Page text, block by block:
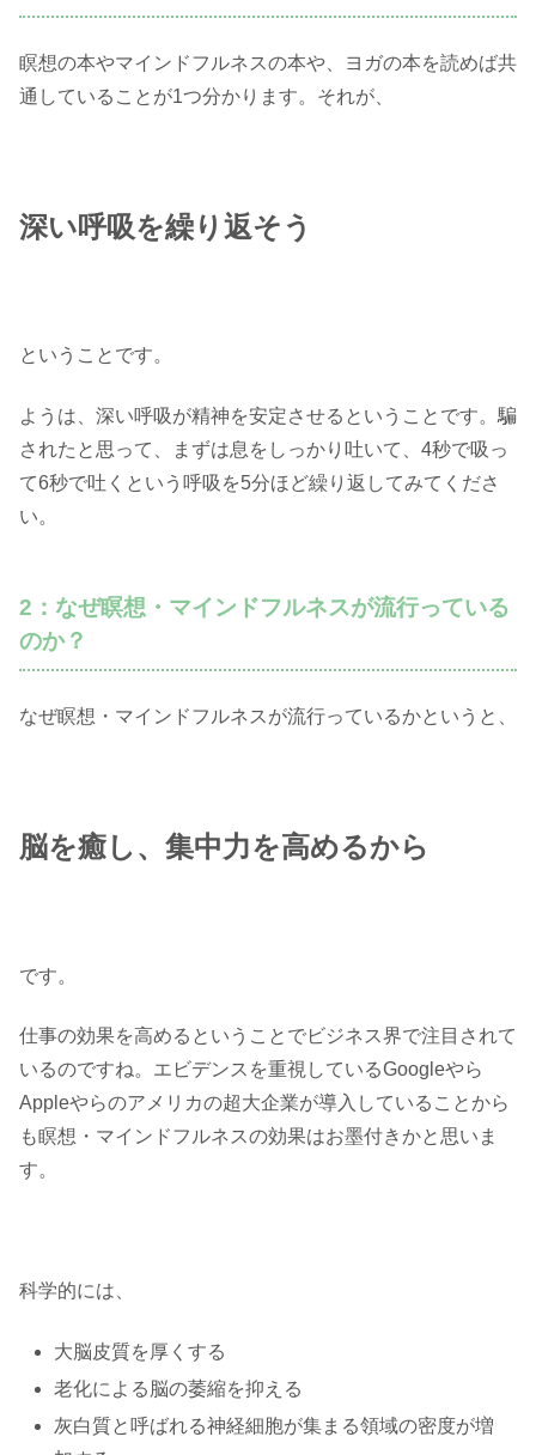
瞑想の本やマインドフルネスの本や、ヨガの本を読めば共
通していることが1つ分かります。それが、
深い呼吸を繰り返そう
ということです。
ようは、深い呼吸が精神を安定させるということです。騙
されたと思って、まずは息をしっかり吐いて、4秒で吸っ
て6秒で吐くという呼吸を5分ほど繰り返してみてくださ
い。
2：なぜ瞑想・マインドフルネスが流行っている
のか？
なぜ瞑想・マインドフルネスが流行っているかというと、
脳を癒し、集中力を高めるから
です。
仕事の効果を高めるということでビジネス界で注目されて
いるのですね。エビデンスを重視しているGoogleやら
Appleやらのアメリカの超大企業が導入していることから
も瞑想・マインドフルネスの効果はお墨付きかと思いま
す。
科学的には、
大脳皮質を厚くする
老化による脳の萎縮を抑える
灰白質と呼ばれる神経細胞が集まる領域の密度が増